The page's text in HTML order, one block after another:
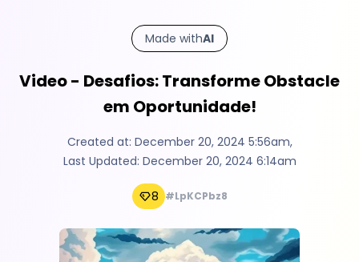
Made withAI
Video - Desafios: Transforme Obstacle
em Oportunidade!
Created at: December 20, 2024 5:56am,
Last Updated: December 20, 2024 6:14am
8 #LpKCPbz8